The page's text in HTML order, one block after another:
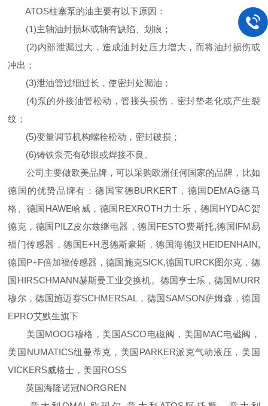
ATOS柱塞泵的油主要有以下原因：
(1)主轴油封损坏或轴有缺陷、划痕；
(2)内部泄漏过大，造成油封处压力增大，而将油封损伤或
冲出；
(3)泄油管过细过长，使密封处漏油；
(4)泵的外接油管松动，管接头损伤，密封垫老化或产生裂
纹；
(5)变量调节机构螺栓松动，密封破损；
(6)铸铁泵壳有砂眼或焊接不良。
公司主要做欧美品牌，可以采购欧洲任何国家的品牌，比如
德国的优势品牌有：德国宝德BURKERT，德国DEMAG德马
格、德国HAWE哈威，德国REXROTH力士乐，德国HYDAC贺
德克，德国PILZ皮尔兹继电器，德国FESTO费斯托,德国IFM易
福门传感器，德国E+H恩德斯豪斯，德国海德汉HEIDENHAIN,
德国P+F倍加福传感器，德国施克SICK,德国TURCK图尔克，德
国HIRSCHMANN赫斯曼工业交换机。德国亨士乐，德国MURR
穆尔，德国施迈赛SCHMERSAL，德国SAMSON萨姆森，德国
EPRO艾默生旗下
美国MOOG穆格，美国ASCO电磁阀，美国MAC电磁阀，
美国NUMATICS纽曼蒂克，美国PARKER派克气动液压，美国
VICKERS威格士，美国ROSS
英国海隆诺冠NORGREN